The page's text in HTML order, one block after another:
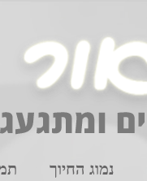
נמוג החיוך